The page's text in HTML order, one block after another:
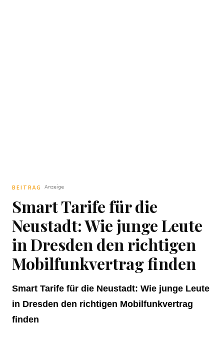
BEITRAG
Smart Tarife für die
Neustadt: Wie junge Leute
in Dresden den richtigen
Mobilfunkvertrag finden
Smart Tarife für die Neustadt: Wie junge Leute
in Dresden den richtigen Mobilfunkvertrag
finden